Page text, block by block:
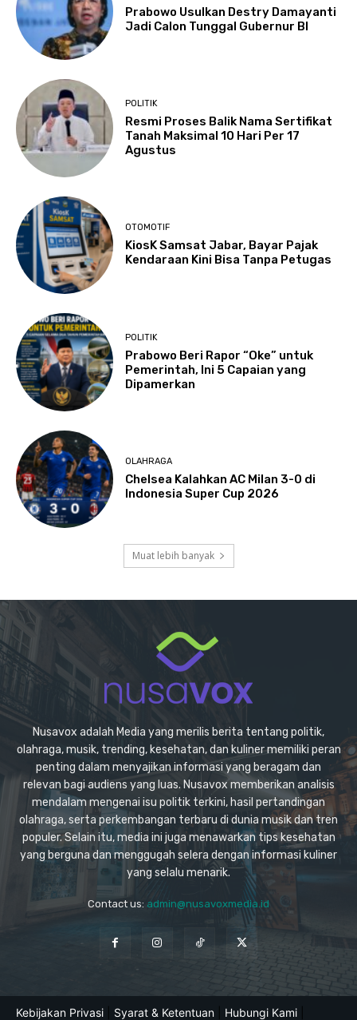
Prabowo Usulkan Destry Damayanti
Jadi Calon Tunggal Gubernur BI
POLITIK
Resmi Proses Balik Nama Sertifikat
Tanah Maksimal 10 Hari Per 17
Agustus
OTOMOTIF
KiosK Samsat Jabar, Bayar Pajak
Kendaraan Kini Bisa Tanpa Petugas
POLITIK
Prabowo Beri Rapor “Oke” untuk
Pemerintah, Ini 5 Capaian yang
Dipamerkan
OLAHRAGA
Chelsea Kalahkan AC Milan 3-0 di
Indonesia Super Cup 2026
Muat lebih banyak
Nusavox adalah Media yang merilis berita tentang politik,
olahraga, musik, trending, kesehatan, dan kuliner memiliki peran
penting dalam menyajikan informasi yang beragam dan
relevan bagi audiens yang luas. Nusavox memberikan analisis
mendalam mengenai isu politik terkini, hasil pertandingan
olahraga, serta perkembangan terbaru di dunia musik dan tren
populer. Selain itu, media ini juga menawarkan tips kesehatan
yang berguna dan menggugah selera dengan informasi kuliner
yang selalu menarik.
Contact us: admin@nusavoxmedia.id
Kebijakan Privasi Syarat & Ketentuan Hubungi Kami